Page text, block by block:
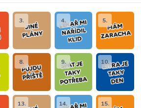
3. 4. 5.
8. 9. 10.
13. 14. 15.